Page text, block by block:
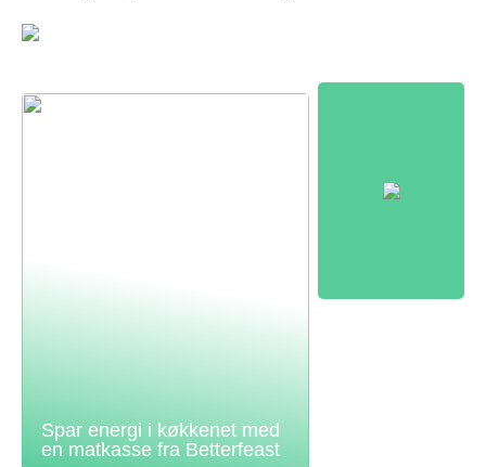
Spar energi i køkkenet med
en matkasse fra Betterfeast